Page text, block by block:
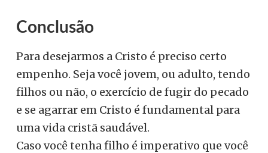
Conclusão
Para desejarmos a Cristo é preciso certo
empenho. Seja você jovem, ou adulto, tendo
filhos ou não, o exercício de fugir do pecado
e se agarrar em Cristo é fundamental para
uma vida cristã saudável.
Caso você tenha filho é imperativo que você